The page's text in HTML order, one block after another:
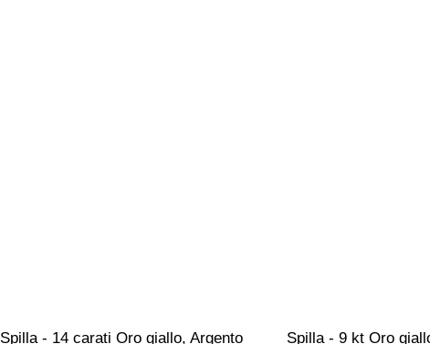
Spilla - 14 carati Oro giallo, Argento Spilla - 9 kt Oro